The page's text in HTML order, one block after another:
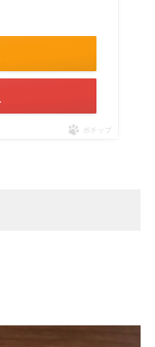
ポチップ